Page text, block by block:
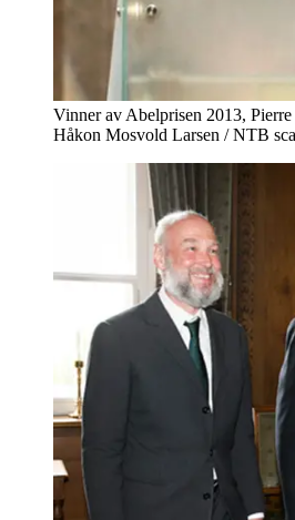
Vinner av Abelprisen 2013,
Håkon Mosvold Larsen / NTB